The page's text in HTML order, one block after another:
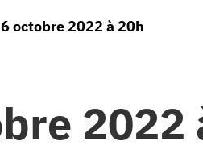
octobre 2022 à 20h
2022